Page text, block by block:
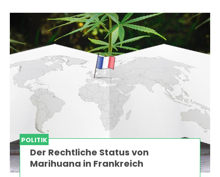
POLITIK
Der Rechtliche Status von
Marihuana in Frankreich